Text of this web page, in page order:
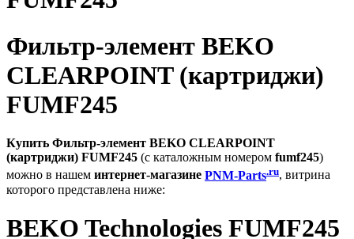
Фильтр-элемент BEKO
CLEARPOINT (картриджи)
FUMF245
Купить Фильтр-элемент BEKO CLEARPOINT
(картриджи) FUMF245 (с каталожным номером fumf245)
можно в нашем интернет-магазине PNM-Parts.ru, витрина
которого представлена ниже:
BEKO Technologies FUMF245